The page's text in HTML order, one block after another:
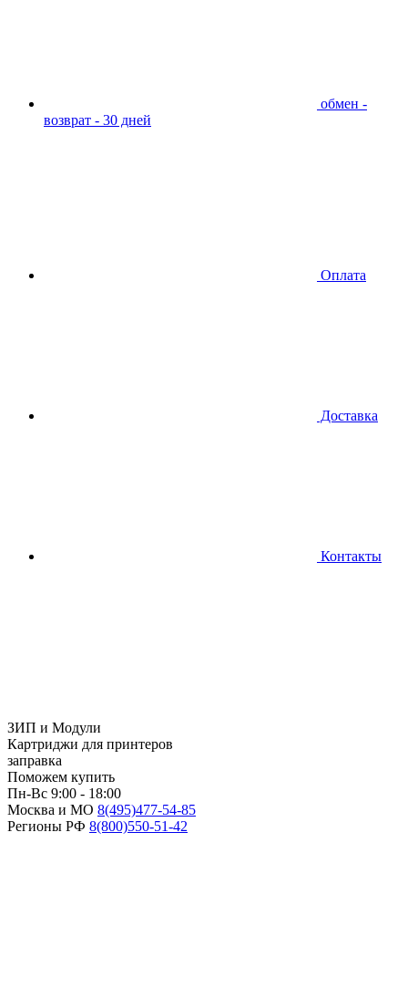
обмен -
возврат - 30 дней
Оплата
Доставка
Контакты
ЗИП и Модули
Картриджи для принтеров
заправка
Поможем купить
Пн-Вс 9:00 - 18:00
Москва и МО 8(495)477-54-85
Регионы РФ 8(800)550-51-42